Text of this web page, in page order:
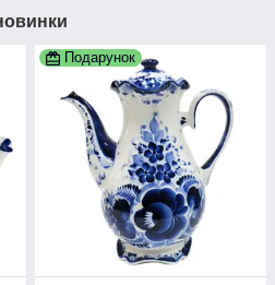
Подарунок